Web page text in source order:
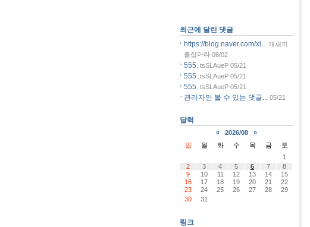
최근에 달린 댓글
https://blog.naver.com/xl...
개새끼
를잡아라 06/02
555. tsSLAueP 05/21
555. tsSLAueP 05/21
555. tsSLAueP 05/21
관리자만 볼 수 있는 댓글... 05/21
달력
« 2026/08
»
일
월 화 수 목 금
토
1
2
3 4 5 6 7
8
9
10 11 12 13 14
15
16
17 18 19 20 21
22
23
24 25 26 27 28
29
30
31
링크